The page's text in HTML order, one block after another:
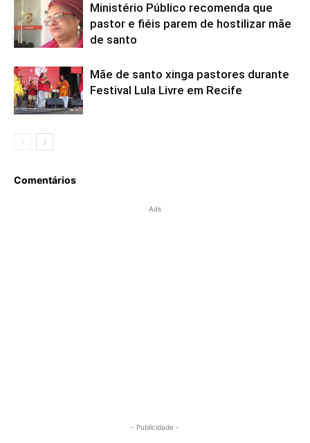
Ministério Público recomenda que
pastor e fiéis parem de hostilizar mãe
de santo
Mãe de santo xinga pastores durante
Festival Lula Livre em Recife
Comentários
Ads
- Publicidade -